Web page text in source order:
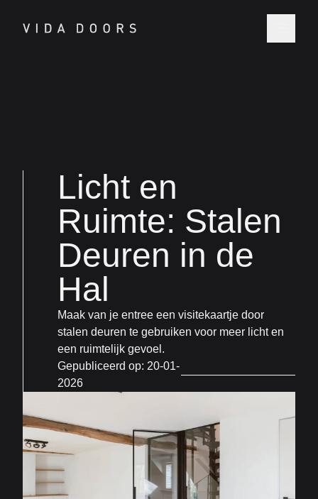
Licht en
Ruimte: Stalen
Deuren in de
Hal
Maak van je entree een visitekaartje door
stalen deuren te gebruiken voor meer licht en
een ruimtelijk gevoel.
Gepubliceerd op: 20-01-
2026